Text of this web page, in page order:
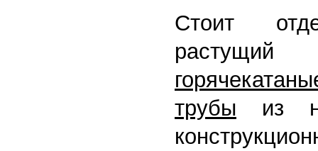
Стоит
трубы из